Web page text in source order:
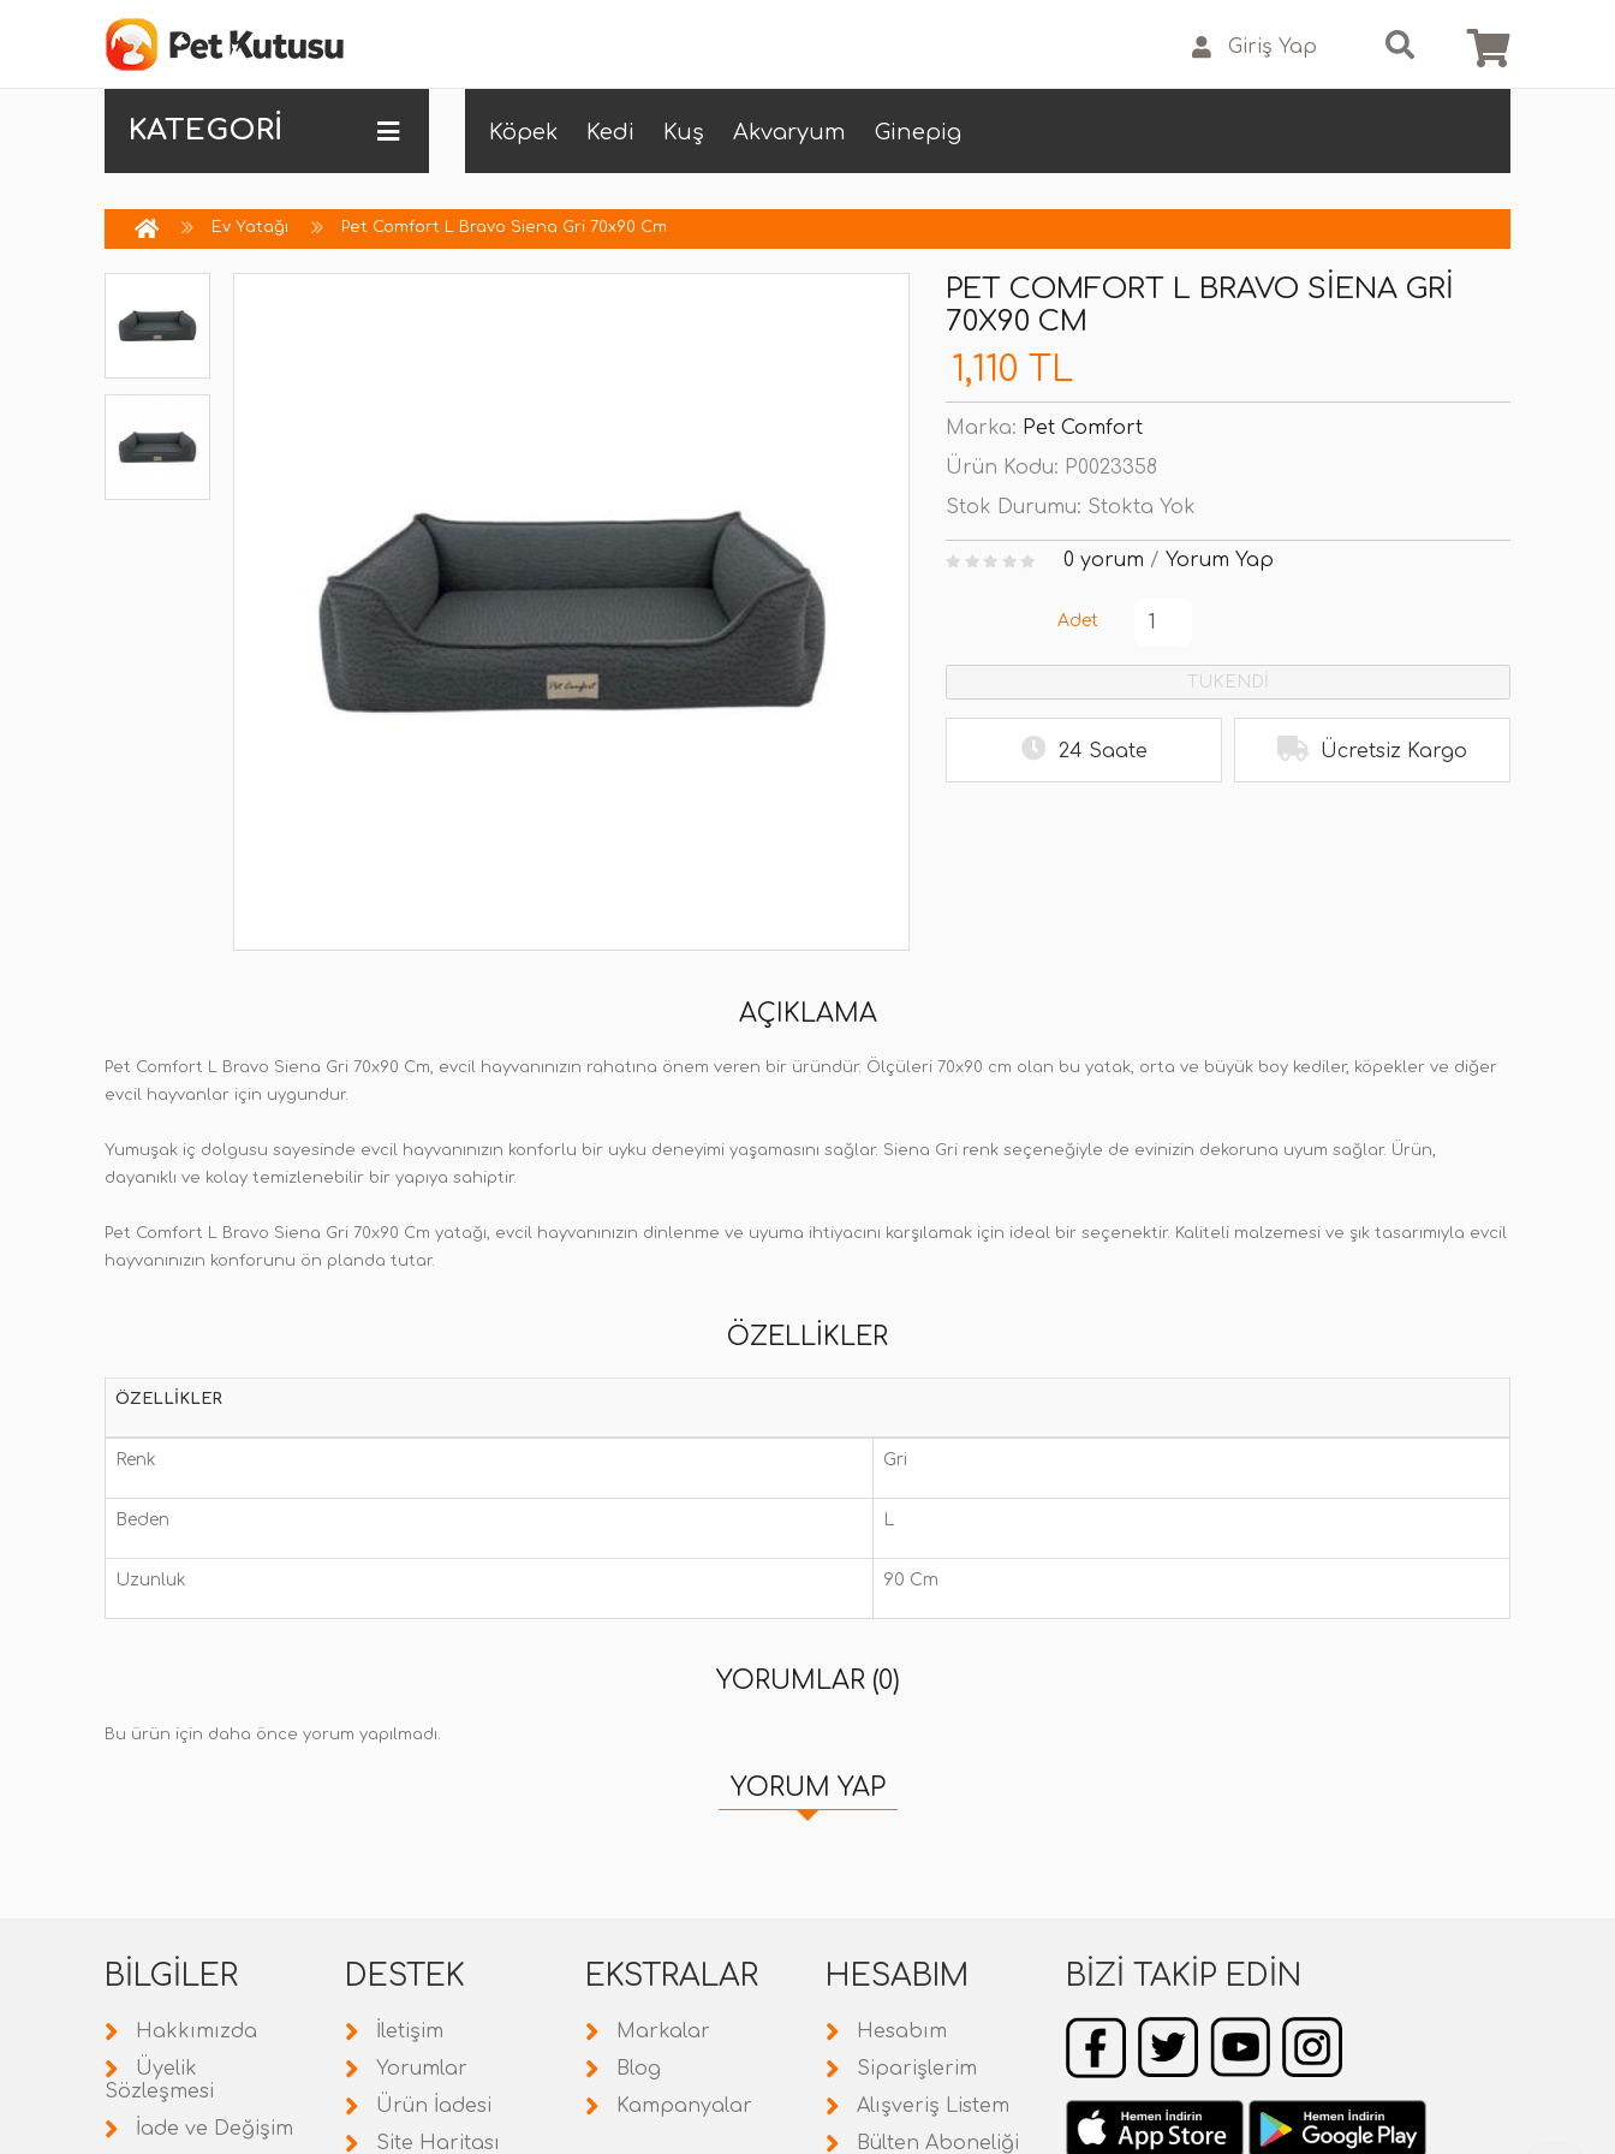
Giriş Yap
KATEGORİ Köpek Kedi Kuş Akvaryum Ginepig
Ev Yatağı Pet Comfort L Bravo Siena Gri 70x90 Cm
PET COMFORT L BRAVO SIENA GRI
70X90 CM
1,110 TL
Marka: Pet Comfort
Ürün Kodu: P0023358
Stok Durumu: Stokta Yok
0 yorum / Yorum Yap
Adet
TÜKENDİ
24 Saate Ücretsiz Kargo
AÇIKLAMA
Pet Comfort L Bravo Siena Gri 70x90 Cm, evcil hayvanınızın rahatına önem veren bir üründür. Ölçüleri 70x90 cm olan bu yatak, orta ve büyük boy kediler, köpekler ve diğer
evcil hayvanlar için uygundur.
Yumuşak iç dolgusu sayesinde evcil hayvanınızın konforlu bir uyku deneyimi yaşamasını sağlar. Siena Gri renk seçeneğiyle de evinizin dekoruna uyum sağlar. Ürün,
dayanıklı ve kolay temizlenebilir bir yapıya sahiptir.
Pet Comfort L Bravo Siena Gri 70x90 Cm yatağı, evcil hayvanınızın dinlenme ve uyuma ihtiyacını karşılamak için ideal bir seçenektir. Kaliteli malzemesi ve şık tasarımıyla evcil
hayvanınızın konforunu ön planda tutar.
ÖZELLIKLER
ÖZELLIKLER
Renk Gri
Beden L
Uzunluk 90 Cm
YORUMLAR (0)
Bu ürün için daha önce yorum yapılmadı.
YORUM YAP
BILGILER
Hakkımızda
Üyelik
Sözleşmesi
İade ve Değişim
DESTEK
İletişim
Yorumlar
Ürün İadesi
Site Haritası
EKSTRALAR
Markalar
Blog
Kampanyalar
HESABIM
Hesabım
Siparişlerim
Alışveriş Listem
Bülten Aboneliği
BIZI TAKIP EDIN